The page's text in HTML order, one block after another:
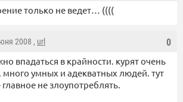
только не ведет… ((((
0
2008 , url
впадаться в крайности. курят очень
умных и адекватных людей. тут
не злоупотреблять.